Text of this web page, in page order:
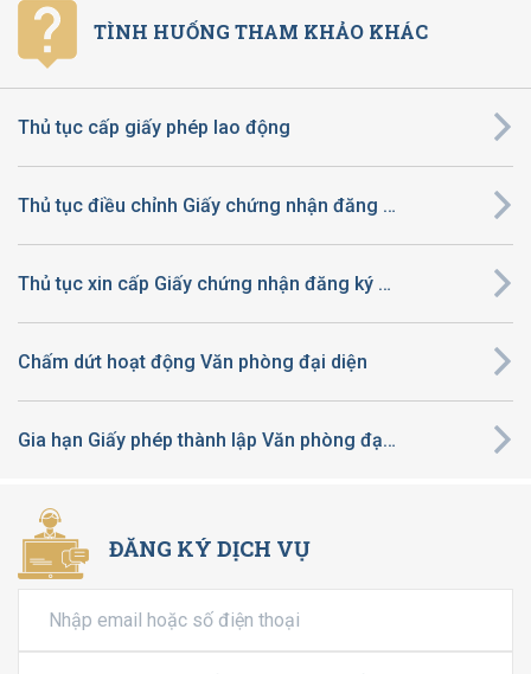
TÌNH HUỐNG THAM KHẢO KHÁC
Thủ tục cấp giấy phép lao động
Thủ tục điều chỉnh Giấy chứng nhận đăng ký đầu tư ra nước ngoài
Thủ tục xin cấp Giấy chứng nhận đăng ký đầu tư ra nước ngoài
Chấm dứt hoạt động Văn phòng đại diện
Gia hạn Giấy phép thành lập Văn phòng đại diện
ĐĂNG KÝ DỊCH VỤ